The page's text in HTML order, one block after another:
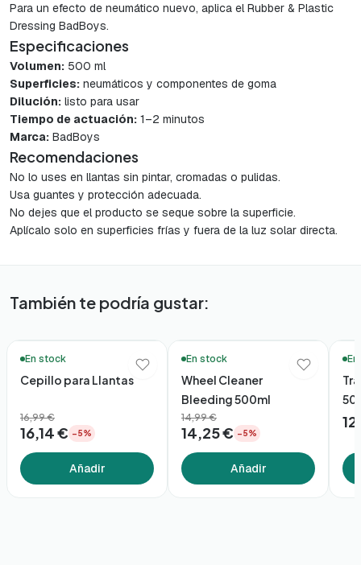
Para un efecto de neumático nuevo, aplica el Rubber & Plastic
Dressing BadBoys.
Especificaciones
Volumen: 500 ml
Superficies: neumáticos y componentes de goma
Dilución: listo para usar
Tiempo de actuación: 1–2 minutos
Marca: BadBoys
Recomendaciones
No lo uses en llantas sin pintar, cromadas o pulidas.
Usa guantes y protección adecuada.
No dejes que el producto se seque sobre la superficie.
Aplícalo solo en superficies frías y fuera de la luz solar directa.
También te podría gustar:
En stock
Cepillo para Llantas
16,99 €
16,14 € −5%
Añadir
En stock
Wheel Cleaner
Bleeding 500ml
14,99 €
14,25 € −5%
Añadir